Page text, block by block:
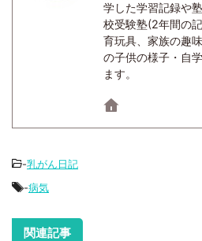
学した学習記録や
校受験塾(2年間の
育玩具、家族の趣
の子供の様子・自
ます。
-乳がん日記
-病気
関連記事